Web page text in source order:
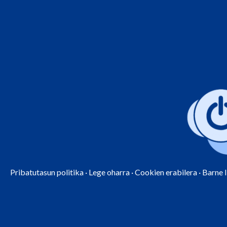
Pribatutasun politika · Lege oharra ·Cookien erabilera · Barne